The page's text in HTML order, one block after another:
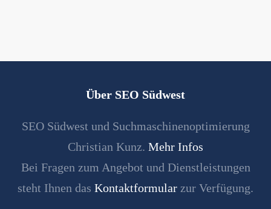
Über SEO Südwest
SEO Südwest und Suchmaschinenoptimierung
Christian Kunz. Mehr Infos
Bei Fragen zum Angebot und Dienstleistungen
steht Ihnen das Kontaktformular zur Verfügung.